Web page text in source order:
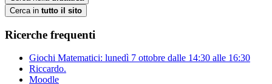
Cerca in tutto il sito
Ricerche frequenti
Giochi Matematici: lunedì 7 ottobre dalle 14:30 alle 16:30
Riccardo.
Moodle